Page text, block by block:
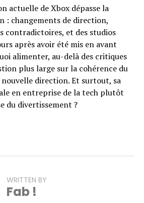
actuelle de Xbox dépasse la
: changements de direction,
contradictoires, et des studios
après avoir été mis en avant
alimenter, au-delà des critiques
plus large sur la cohérence du
nouvelle direction. Et surtout, sa
en entreprise de la tech plutôt
du divertissement ?
WRITTEN BY
Fab !